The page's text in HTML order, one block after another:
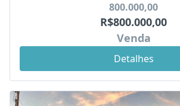
800.000,00
R$800.000,00
Venda
Detalhes